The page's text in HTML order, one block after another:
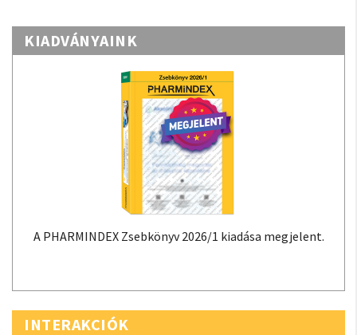
KIADVÁNYAINK
A PHARMINDEX Zsebkönyv 2026/1 kiadása megjelent.
INTERAKCIÓK